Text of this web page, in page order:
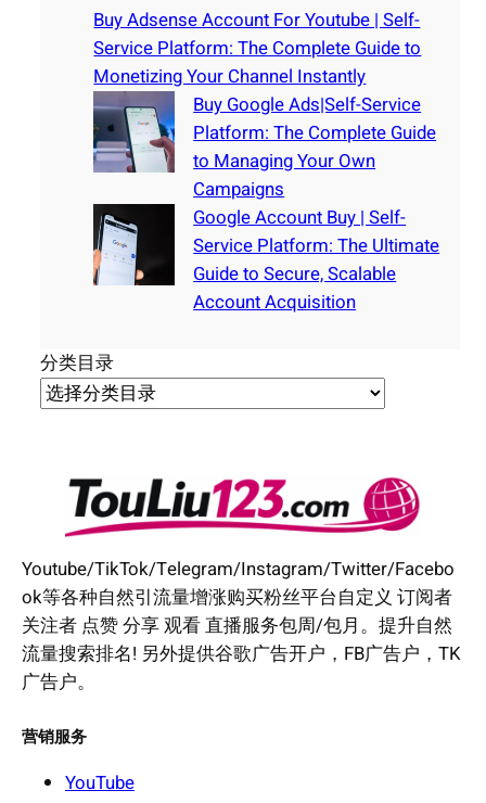
Buy Adsense Account For Youtube | Self-
Service Platform: The Complete Guide to
Monetizing Your Channel Instantly
Buy Google Ads|Self-Service
Platform: The Complete Guide
to Managing Your Own
Campaigns
Google Account Buy | Self-
Service Platform: The Ultimate
Guide to Secure, Scalable
Account Acquisition
分类目录
Youtube/TikTok/Telegram/Instagram/Twitter/Facebo
ok等各种自然引流量增涨购买粉丝平台自定义 订阅者
关注者 点赞 分享 观看 直播服务包周/包月。提升自然
流量搜索排名! 另外提供谷歌广告开户，FB广告户，TK
广告户。
营销服务
YouTube